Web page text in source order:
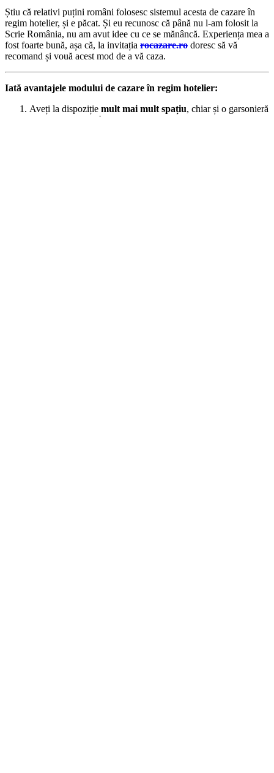
Știu că relativi puțini români folosesc sistemul acesta de cazare în
regim hotelier, și e păcat. Și eu recunosc că până nu l-am folosit la
Scrie România, nu am avut idee cu ce se mănâncă. Experiența mea a
fost foarte bună, așa că, la invitația rocazare.ro doresc să vă
recomand și vouă acest mod de a vă caza.
Iată avantajele modului de cazare în regim hotelier:
Aveți la dispoziție mult mai mult spațiu, chiar și o garsonieră
este mai mare decât o cameră de hotel.